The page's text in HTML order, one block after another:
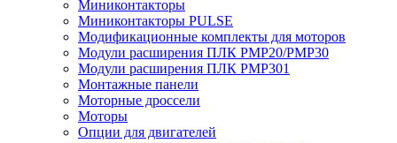
Миниконтакторы
Миниконтакторы PULSE
Модификационные комплекты для моторов
Модули расширения ПЛК PMP20/PMP30
Модули расширения ПЛК PMP301
Монтажные панели
Моторные дроссели
Моторы
Опции для двигателей